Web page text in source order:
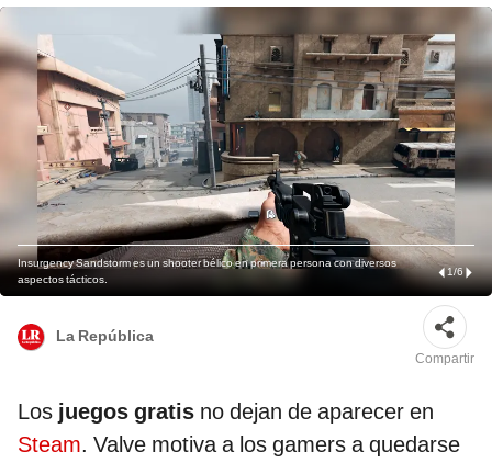
Insurgency Sandstorm es un shooter bélico en primera persona con diversos
aspectos tácticos.
1/6
La República
Compartir
Los juegos gratis no dejan de aparecer en
Steam. Valve motiva a los gamers a quedarse